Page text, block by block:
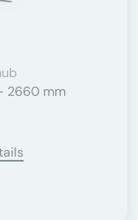
2660 mm